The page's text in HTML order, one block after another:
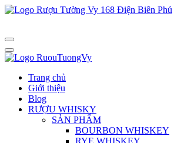
Trang chủ
Giới thiệu
Blog
RƯỢU WHISKY
SẢN PHẨM
BOURBON WHISKEY
RYE WHISKEY